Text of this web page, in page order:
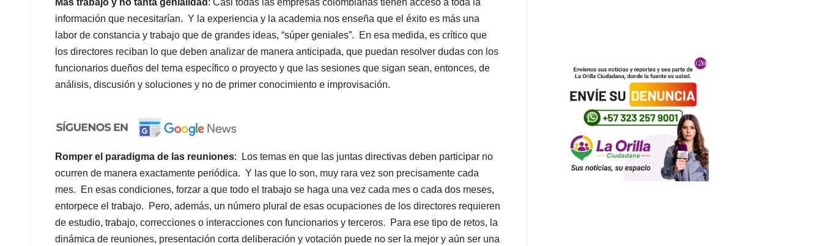
Mas trabajo y no tanta genialidad : Casi todas las empresas colombianas tienen acceso a toda la
información que necesitarían. Y la experiencia y la academia nos enseña que el éxito es más una
labor de constancia y trabajo que de grandes ideas, “súper geniales”. En esa medida, es crítico que
los directores reciban lo que deben analizar de manera anticipada, que puedan resolver dudas con los
funcionarios dueños del tema específico o proyecto y que las sesiones que sigan sean, entonces, de
análisis, discusión y soluciones y no de primer conocimiento e improvisación.
Romper el paradigma de las reuniones: Los temas en que las juntas directivas deben participar no
ocurren de manera exactamente periódica. Y las que lo son, muy rara vez son precisamente cada
mes. En esas condiciones, forzar a que todo el trabajo se haga una vez cada mes o cada dos meses,
entorpece el trabajo. Pero, además, un número plural de esas ocupaciones de los directores requieren
de estudio, trabajo, correcciones o interacciones con funcionarios y terceros. Para ese tipo de retos, la
dinámica de reuniones, presentación corta deliberación y votación puede no ser la mejor y aún ser una